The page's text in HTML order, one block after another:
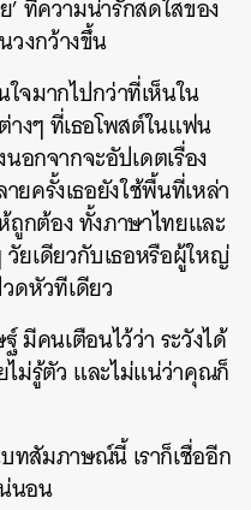
’ ที่ความน่ารักสดใสของ
วงกว้างขึ้น
จมากไปกว่าที่เห็นใน
งๆ ที่เธอโพสต์ในแฟน
อกจากจะอัปเดตเรื่อง
ยครั้งเธอยังใช้พื้นที่เหล่า
กต้อง ทั้งภาษาไทยและ
ยเดียวกับเธอหรือผู้ใหญ่
ดหัวทีเดียว
คนเตือนไว้ว่า ระวังได้
ไม่รู้ตัว และไม่แน่ว่าคุณก็
สัมภาษณ์นี้ เราก็เชื่ออีก
นอน